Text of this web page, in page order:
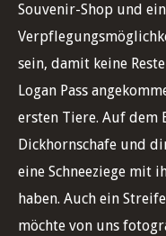
Souvenir-Shop und
sein, damit keine
Logan Pass
ersten Tiere. Auf dem
Dickhornschafe und
eine Schneeziege mit
haben. Auch ein
möchte von uns